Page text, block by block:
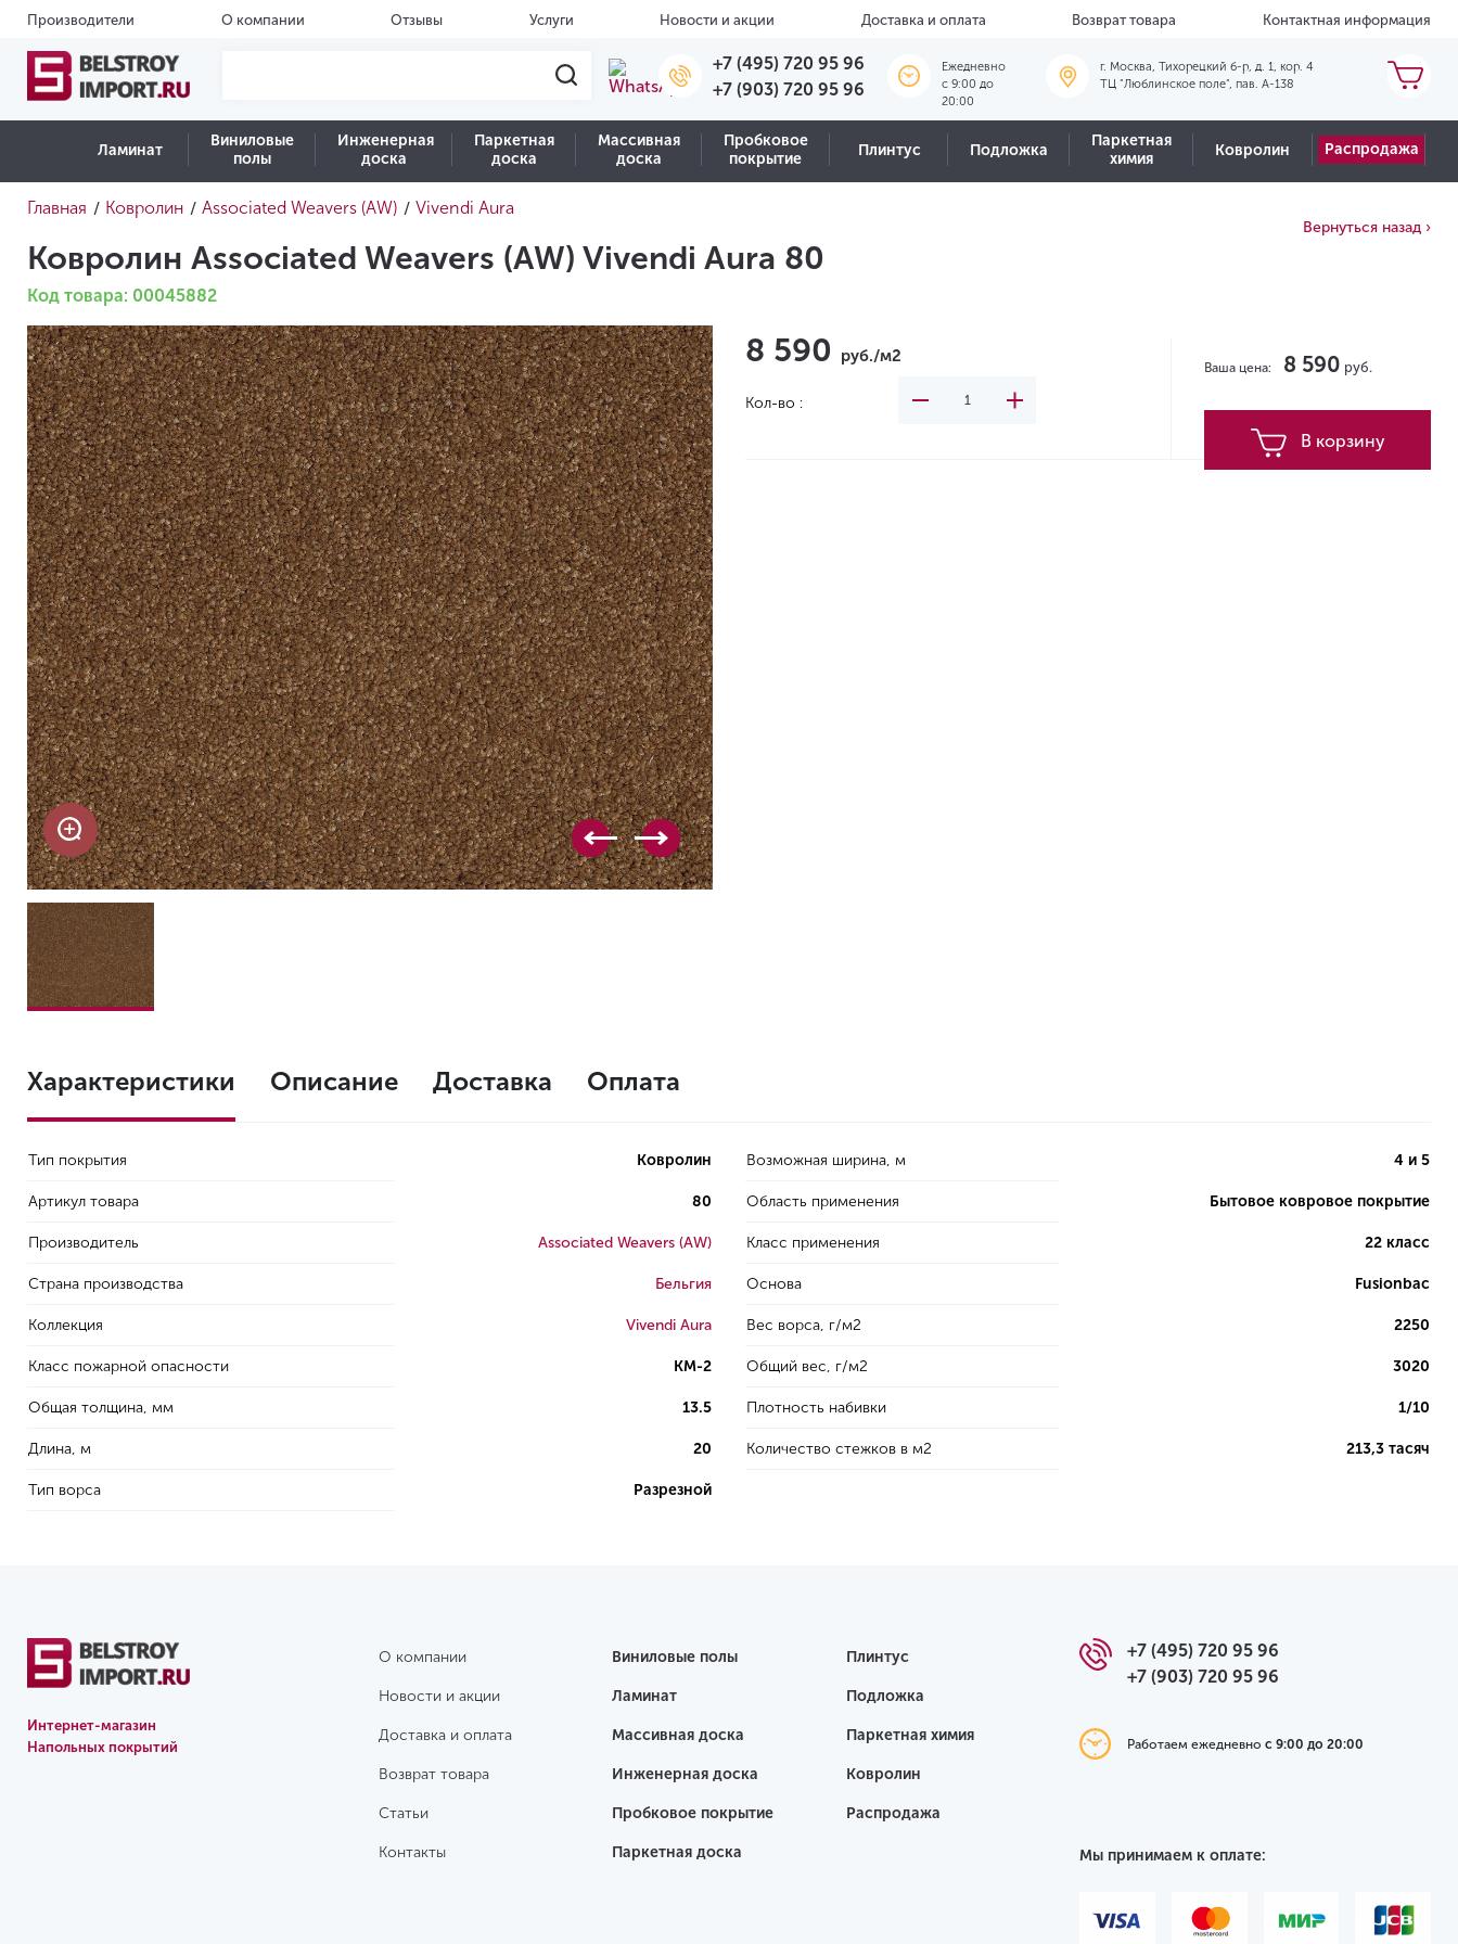
Производители О компании Отзывы Услуги Новости и акции Доставка и оплата Возврат товара Контактная информация
+7 (495) 720 95 96
+7 (903) 720 95 96
Ежедневно
c 9:00 до
20:00
г. Москва, Тихорецкий б-р, д. 1, кор. 4
ТЦ "Люблинское поле", пав. А-138
Ламинат
Виниловые
полы
Инженерная
доска
Паркетная
доска
Массивная
доска
Пробковое
покрытие
Плинтус Подложка
Паркетная
химия
Ковролин Распродажа
Главная / Ковролин / Associated Weavers (AW) / Vivendi Aura
Ковролин Associated Weavers (AW) Vivendi Aura 80
Код товара: 00045882
Вернуться назад ›
8 590 руб./м2
Кол-во :
Ваша цена: 8 590 руб.
В корзину
Характеристики Описание Доставка Оплата
Тип покрытия Ковролин
Артикул товара 80
Производитель Associated Weavers (AW)
Страна производства Бельгия
Коллекция Vivendi Aura
Класс пожарной опасности КМ-2
Общая толщина, мм 13.5
Длина, м 20
Тип ворса Разрезной
Возможная ширина, м 4 и 5
Область применения Бытовое ковровое покрытие
Класс применения 22 класс
Основа Fusionbac
Вес ворса, г/м2 2250
Общий вес, г/м2 3020
Плотность набивки 1/10
Количество стежков в м2 213,3 тасяч
Интернет-магазин
Напольных покрытий
О компании
Новости и акции
Доставка и оплата
Возврат товара
Статьи
Контакты
Виниловые полы
Ламинат
Массивная доска
Инженерная доска
Пробковое покрытие
Паркетная доска
Плинтус
Подложка
Паркетная химия
Ковролин
Распродажа
+7 (495) 720 95 96
+7 (903) 720 95 96
Работаем ежедневнос 9:00 до 20:00
Мы принимаем к оплате: